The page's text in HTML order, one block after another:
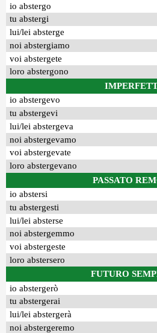
io abstergo
tu abstergi
lui/lei absterge
noi abstergiamo
voi abstergete
loro abstergono
io abstergevo
tu abstergevi
lui/lei abstergeva
noi abstergevamo
voi abstergevate
loro abstergevano
PASSATO
io abstersi
tu abstergesti
lui/lei absterse
noi abstergemmo
voi abstergeste
loro abstersero
FUTURO
io abstergerò
tu abstergerai
lui/lei abstergerà
noi abstergeremo